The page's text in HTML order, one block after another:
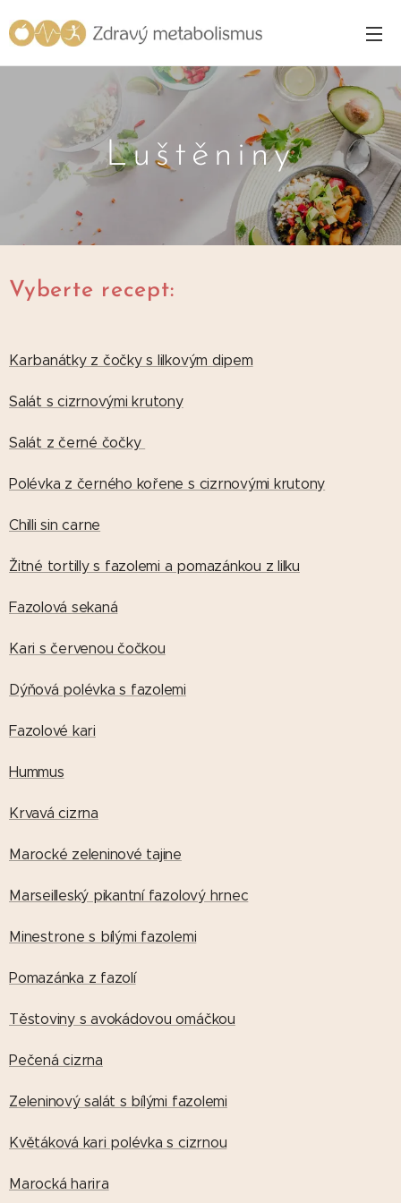
Luštěniny
Vyberte recept:
Karbanátky z čočky s lilkovým dipem
Salát s cizrnovými krutony
Salát z černé čočky
Polévka z černého kořene s cizrnovými krutony
Chilli sin carne
Žitné tortilly s fazolemi a pomazánkou z lilku
Fazolová sekaná
Kari s červenou čočkou
Dýňová polévka s fazolemi
Fazolové kari
Hummus
Krvavá cizrna
Marocké zeleninové tajine
Marseilleský pikantní fazolový hrnec
Minestrone s bílými fazolemi
Pomazánka z fazolí
Těstoviny s avokádovou omáčkou
Pečená cizrna
Zeleninový salát s bílými fazolemi
Květáková kari polévka s cizrnou
Marocká harira